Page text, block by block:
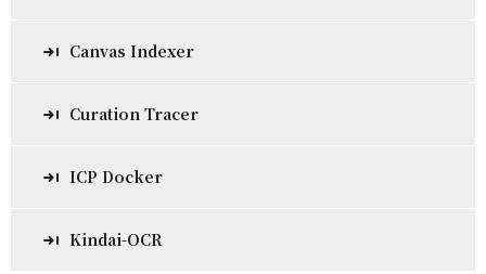
Canvas Indexer
Curation Tracer
ICP Docker
Kindai-OCR